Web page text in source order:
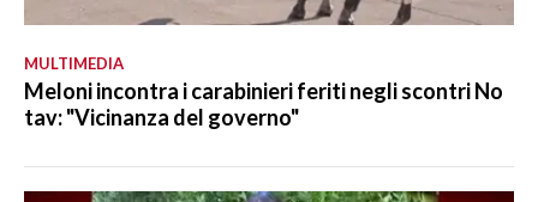
MULTIMEDIA
Meloni incontra i carabinieri feriti negli scontri No
tav: "Vicinanza del governo"